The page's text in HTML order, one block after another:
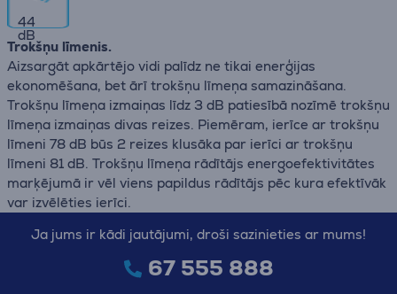
44
dB
Trokšņu līmenis.
Aizsargāt apkārtējo vidi palīdz ne tikai enerģijas
ekonomēšana, bet ārī trokšņu līmeņa samazināšana.
Trokšņu līmeņa izmaiņas līdz 3 dB patiesībā nozīmē trokšņu
līmeņa izmaiņas divas reizes. Piemēram, ierīce ar trokšņu
līmeni 78 dB būs 2 reizes klusāka par ierīci ar trokšņu
līmeni 81 dB. Trokšņu līmeņa rādītājs energoefektivitātes
marķējumā ir vēl viens papildus rādītājs pēc kura efektīvāk
var izvēlēties ierīci.
Ja jums ir kādi jautājumi, droši sazinieties ar mums!
67 555 888